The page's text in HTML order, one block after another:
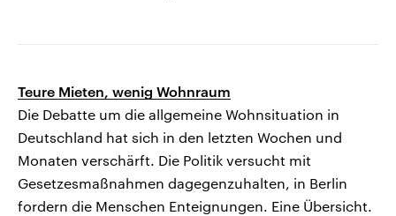
Teure Mieten, wenig Wohnraum
Die Debatte um die allgemeine Wohnsituation in
Deutschland hat sich in den letzten Wochen und
Monaten verschärft. Die Politik versucht mit
Gesetzesmaßnahmen dagegenzuhalten, in Berlin
fordern die Menschen Enteignungen. Eine Übersicht.